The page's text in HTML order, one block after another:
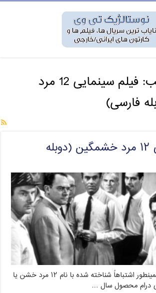
فیلم سینمایی 12 مرد
فارسی)
فیلم سینمایی ۱۲ مرد خشمگین (دوبله
۱۲ مرد خشمگین، همینطور اشتباهاً شناخته شده با نام ۱۲ مرد خشن یا